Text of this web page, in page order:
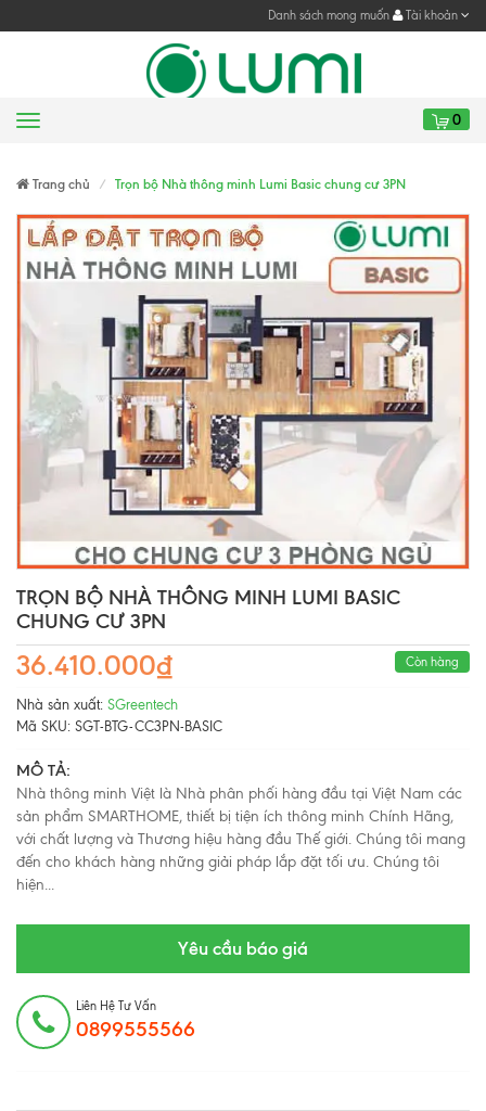
Danh sách mong muốn Tài khoản
Menu 0
Trang chủ Trọn bộ Nhà thông minh Lumi Basic chung cư 3PN
TRỌN BỘ NHÀ THÔNG MINH LUMI BASIC
CHUNG CƯ 3PN
36.410.000₫ Còn hàng
Nhà sản xuất: SGreentech
Mã SKU: SGT-BTG-CC3PN-BASIC
MÔ TẢ:
Nhà thông minh Việt là Nhà phân phối hàng đầu tại Việt Nam các
sản phẩm SMARTHOME, thiết bị tiện ích thông minh Chính Hãng,
với chất lượng và Thương hiệu hàng đầu Thế giới. Chúng tôi mang
đến cho khách hàng những giải pháp lắp đặt tối ưu. Chúng tôi
hiện...
Yêu cầu báo giá
Liên Hệ Tư Vấn
0899555566